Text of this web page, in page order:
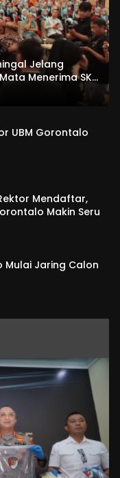
Jelang
Menerima SKL
UBM Gorontalo
Mendaftar,
Makin Seru
Mulai Jaring Calon